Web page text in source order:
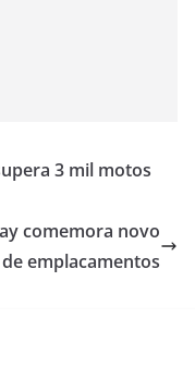
3 mil motos
comemora novo
emplacamentos